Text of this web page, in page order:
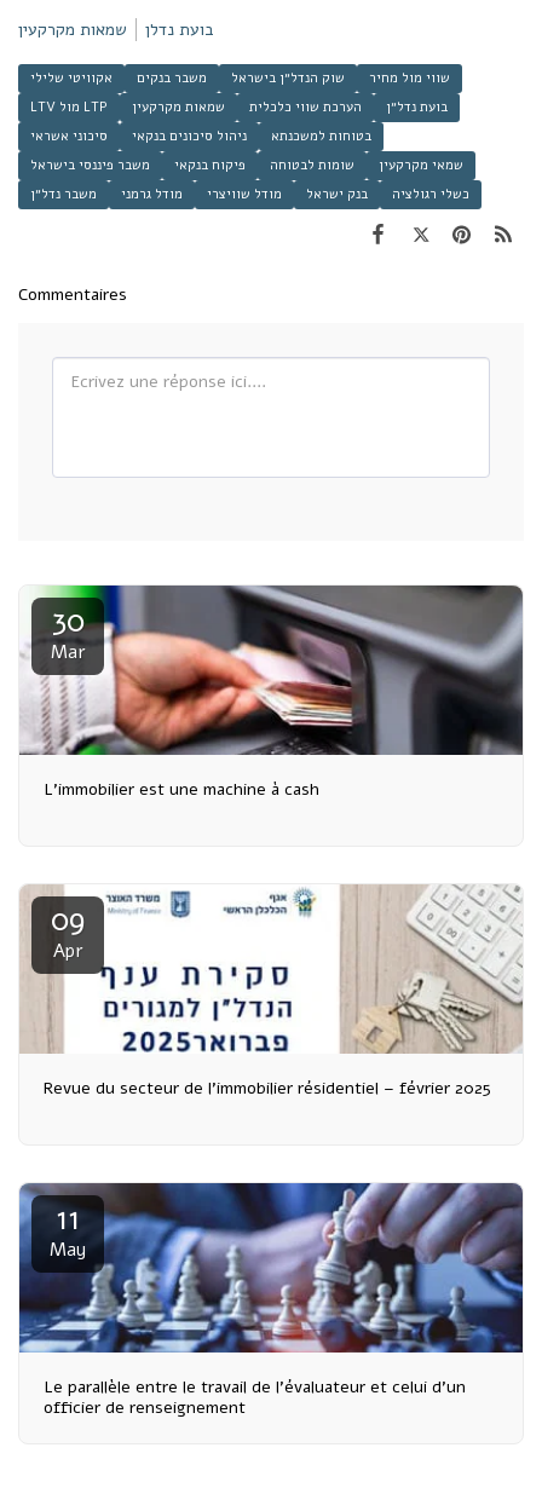
בועת נדלן שמאות מקרקעין
אקוויטי שלילי משבר בנקים שוק הנדל״ן בישראל
שווי מול מחיר
LTV מול LTP
שמאות מקרקעין הערכת שווי כלכלית
בועת נדל״ן
סיכוני אשראי
ניהול סיכונים בנקאי
בטוחות למשכנתא
משבר פיננסי בישראל
פיקוח בנקאי שומות לבטוחה
שמאי מקרקעין
משבר נדל״ן
מודל גרמני מודל שוויצרי בנק ישראל כשלי רגולציה
Commentaires
30
Mar
L'immobilier est une machine à cash
09
Apr
Revue du secteur de l'immobilier résidentiel – février 2025
11
May
Le parallèle entre le travail de l'évaluateur et celui d'un
officier de renseignement